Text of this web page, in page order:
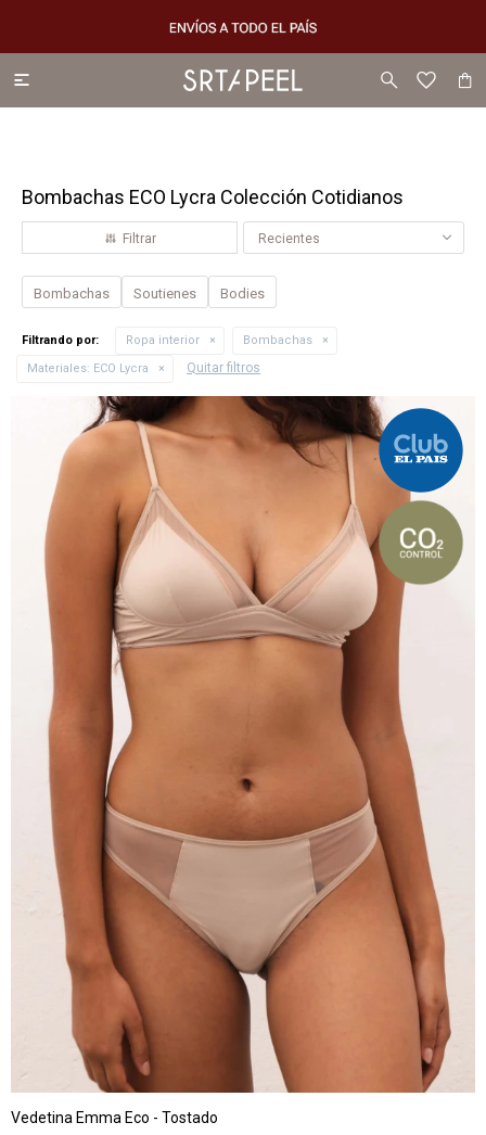

Bombachas ECO Lycra Colección Cotidianos
Recientes
Bombachas Soutienes Bodies
Filtrando por: Ropa interior
Bombachas
Materiales: ECO Lycra Quitar filtros
Vedetina Emma Eco - Tostado